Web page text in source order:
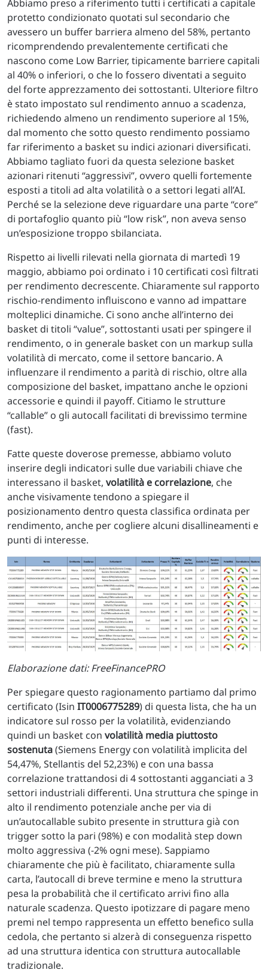
Abbiamo preso a riferimento tutti i certificati a capitale
protetto condizionato quotati sul secondario che
avessero un buffer barriera almeno del 58%, pertanto
ricomprendendo prevalentemente certificati che
nascono come Low Barrier, tipicamente barriere capitali
al 40% o inferiori, o che lo fossero diventati a seguito
del forte apprezzamento dei sottostanti. Ulteriore filtro
è stato impostato sul rendimento annuo a scadenza,
richiedendo almeno un rendimento superiore al 15%,
dal momento che sotto questo rendimento possiamo
far riferimento a basket su indici azionari diversificati.
Abbiamo tagliato fuori da questa selezione basket
azionari ritenuti “aggressivi”, ovvero quelli fortemente
esposti a titoli ad alta volatilità o a settori legati all’AI.
Perché se la selezione deve riguardare una parte “core”
di portafoglio quanto più “low risk”, non aveva senso
un’esposizione troppo sbilanciata.
Rispetto ai livelli rilevati nella giornata di martedì 19
maggio, abbiamo poi ordinato i 10 certificati così filtrati
per rendimento decrescente. Chiaramente sul rapporto
rischio-rendimento influiscono e vanno ad impattare
molteplici dinamiche. Ci sono anche all’interno dei
basket di titoli “value”, sottostanti usati per spingere il
rendimento, o in generale basket con un markup sulla
volatilità di mercato, come il settore bancario. A
influenzare il rendimento a parità di rischio, oltre alla
composizione del basket, impattano anche le opzioni
accessorie e quindi il payoff. Citiamo le strutture
“callable” o gli autocall facilitati di brevissimo termine
(fast).
Fatte queste doverose premesse, abbiamo voluto
inserire degli indicatori sulle due variabili chiave che
interessano il basket, volatilità e correlazione, che
anche visivamente tendono a spiegare il
posizionamento dentro questa classifica ordinata per
rendimento, anche per cogliere alcuni disallineamenti e
punti di interesse.
Elaborazione dati: FreeFinancePRO
Per spiegare questo ragionamento partiamo dal primo
certificato (Isin IT0006775289) di questa lista, che ha un
indicatore sul rosso per la volatilità, evidenziando
quindi un basket con volatilità media piuttosto
sostenuta(Siemens Energy con volatilità implicita del
54,47%, Stellantis del 52,23%) e con una bassa
correlazione trattandosi di 4 sottostanti agganciati a 3
settori industriali differenti. Una struttura che spinge in
alto il rendimento potenziale anche per via di
un’autocallable subito presente in struttura già con
trigger sotto la pari (98%) e con modalità step down
molto aggressiva (-2% ogni mese). Sappiamo
chiaramente che più è facilitato, chiaramente sulla
carta, l’autocall di breve termine e meno la struttura
pesa la probabilità che il certificato arrivi fino alla
naturale scadenza. Questo ipotizzare di pagare meno
premi nel tempo rappresenta un effetto benefico sulla
cedola, che pertanto si alzerà di conseguenza rispetto
ad una struttura identica con struttura autocallable
tradizionale.